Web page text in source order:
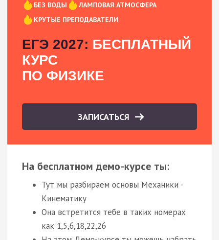
БЕЗ ВОДЫ
ЛАМПОВАЯ АТМОСФЕРА
КРУТЫЕ ПРЕПОДАВАТЕЛИ
ЕГЭ 2027: БЕСПЛАТНЫЙ
КУРС
ПО ФИЗИКЕ
ЗАПИСАТЬСЯ
На бесплатном демо-курсе ты:
Тут мы разбираем основы Механики -
Кинематику
Она встретится тебе в таких номерах
как 1,5,6,18,22,26